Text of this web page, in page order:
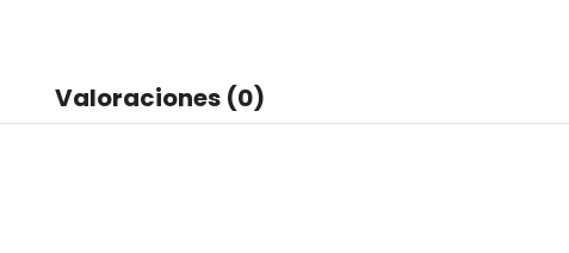
Valoraciones (0)